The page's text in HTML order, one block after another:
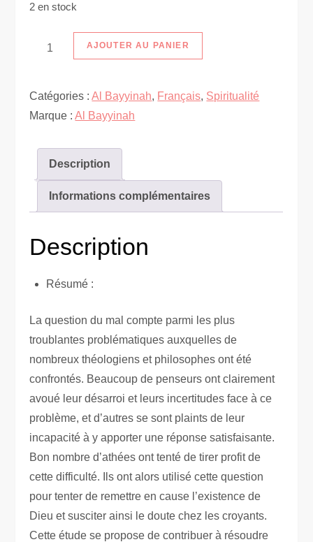
2 en stock
quantité
question
du
de
l'existence
Dieu
AJOUTER AU PANIER
Catégories :Al Bayyinah, Français, Spiritualité
Marque :Al Bayyinah
Description
Informations complémentaires
Description
Résumé :
La question du mal compte parmi les plus
troublantes problématiques auxquelles de
nombreux théologiens et philosophes ont été
confrontés. Beaucoup de penseurs ont clairement
avoué leur désarroi et leurs incertitudes face à ce
problème, et d’autres se sont plaints de leur
incapacité à y apporter une réponse satisfaisante.
Bon nombre d’athées ont tenté de tirer profit de
cette difficulté. Ils ont alors utilisé cette question
pour tenter de remettre en cause l’existence de
Dieu et susciter ainsi le doute chez les croyants.
Cette étude se propose de contribuer à résoudre